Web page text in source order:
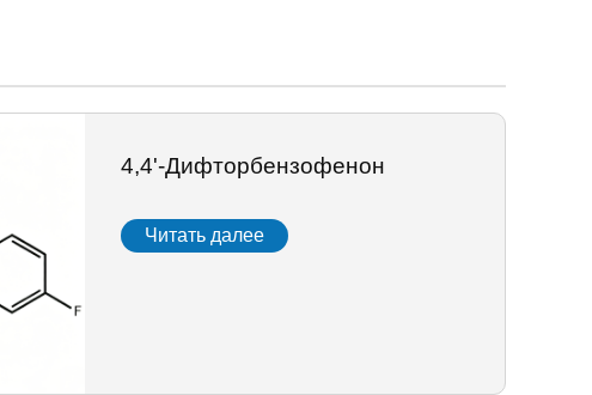
4,4'-Дифторбензофенон
Читать далее